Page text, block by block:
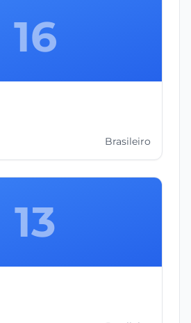
16
Brasileiro
13